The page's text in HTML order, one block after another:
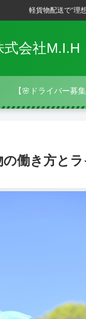
軽貨物配送で“理
式会社M.I.H
【🌸ドライバー募集
働き方と